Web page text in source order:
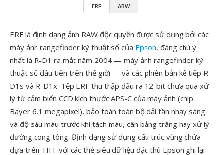
ERF ABW
ERF là định dạng ảnh RAW độc quyền được sử dụng bởi các
máy ảnh rangefinder kỹ thuật số của Epson, đáng chú ý
nhất là R-D1 ra mắt năm 2004 — máy ảnh rangefinder kỹ
thuật số đầu tiên trên thế giới — và các phiên bản kế tiếp R-
D1s và R-D1x. Tệp ERF thu thập đầu ra 12-bit chưa qua xử
lý từ cảm biến CCD kích thước APS-C của máy ảnh (chip
Bayer 6,1 megapixel), bảo toàn toàn bộ dải tần nhạy sáng
và độ sâu màu trước khi tách màu, cân bằng trắng hay xử lý
đường cong tông. Định dạng sử dụng cấu trúc vùng chứa
dựa trên TIFF với các thẻ siêu dữ liệu đặc thù Epson ghi lại